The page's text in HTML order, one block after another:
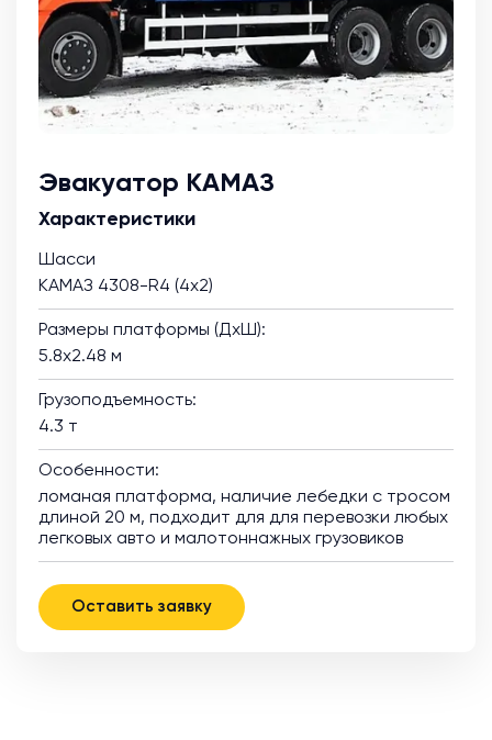
Эвакуатор КАМАЗ
Характеристики
Шасси
КАМАЗ 4308-R4 (4х2)
Размеры платформы (ДхШ):
5.8х2.48 м
Грузоподъемность:
4.3 т
Особенности:
ломаная платформа, наличие лебедки с тросом
длиной 20 м, подходит для для перевозки любых
легковых авто и малотоннажных грузовиков
Оставить заявку